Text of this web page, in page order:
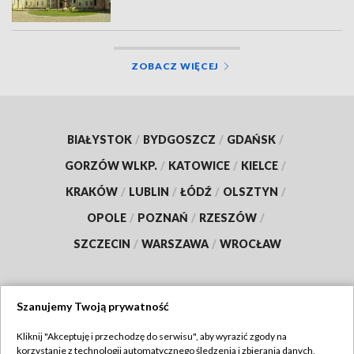
ZOBACZ WIĘCEJ
BIAŁYSTOK / BYDGOSZCZ / GDAŃSK /
GORZÓW WLKP. / KATOWICE / KIELCE /
KRAKÓW / LUBLIN / ŁÓDŹ / OLSZTYN /
OPOLE / POZNAŃ / RZESZÓW /
SZCZECIN / WARSZAWA / WROCŁAW
Szanujemy Twoją prywatność
Kliknij "Akceptuję i przechodzę do serwisu", aby wyrazić zgody na
korzystanie z technologii automatycznego śledzenia i zbierania danych,